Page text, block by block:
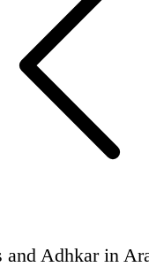
and Adhkar in